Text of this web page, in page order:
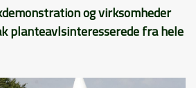
og virksomheder
planteavlsinteresserede fra hele